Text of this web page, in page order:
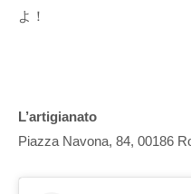
よ！
L’artigianato
Piazza Navona, 84, 00186